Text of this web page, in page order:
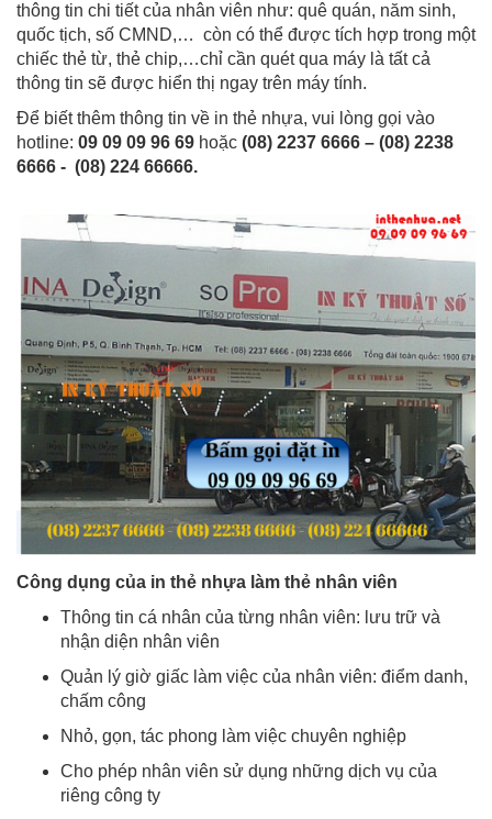
thông tin chi tiết của nhân viên như: quê quán, năm sinh,
quốc tịch, số CMND,… còn có thể được tích hợp trong một
chiếc thẻ từ, thẻ chip,…chỉ cần quét qua máy là tất cả
thông tin sẽ được hiển thị ngay trên máy tính.
Để biết thêm thông tin về in thẻ nhựa, vui lòng gọi vào
hotline: 09 09 09 96 69 hoặc (08) 2237 6666 – (08) 2238
6666 - (08) 224 66666.
Công dụng của in thẻ nhựa làm thẻ nhân viên
Thông tin cá nhân của từng nhân viên: lưu trữ và
nhận diện nhân viên
Quản lý giờ giấc làm việc của nhân viên: điểm danh,
chấm công
Nhỏ, gọn, tác phong làm việc chuyên nghiệp
Cho phép nhân viên sử dụng những dịch vụ của
riêng công ty